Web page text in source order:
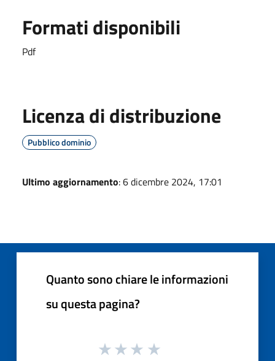
Formati disponibili
Pdf
Licenza di distribuzione
Pubblico dominio
Ultimo aggiornamento: 6 dicembre 2024, 17:01
Quanto sono chiare le informazioni
su questa pagina?